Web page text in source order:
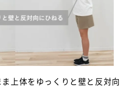
上体をゆっくりと壁と反対向